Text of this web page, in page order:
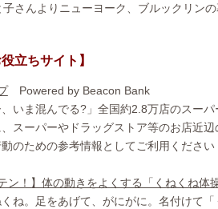
さんよりニューヨーク、ブルックリンの
立ちサイト】
Powered by Beacon Bank
、いま混んでる?」全国約2.8万店のスー
スーパーやドラッグストア等のお店近
動のための参考情報としてご利用ください
ン！】体の動きをよくする「くねくね体
ね。足をあげて、がにがに。名付けて